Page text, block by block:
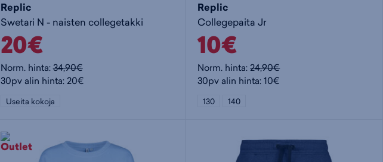
Replic
Swetari N - naisten collegetakki
20€
Norm. hinta:34,90€
30pv alin hinta: 20€
Useita kokoja
Replic
Collegepaita Jr
10€
Norm. hinta:24,90€
30pv alin hinta: 10€
130 140